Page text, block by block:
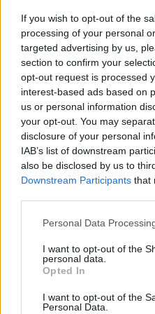
If you wish to opt-out of the
processing of your personal
targeted advertising by us,
section to confirm your
opt-out request is processed
interest-based ads based on
us or personal information
your opt-out. You may
disclosure of your personal
IAB’s list of downstream
also be disclosed by us to
Downstream Participants that
Please note that this
not limited to your visit or
grant or deny consent to
use your data for below
consent section.
Personal Data
I want to opt-out of the
personal data.
Opted In
I want to opt-out of the
Personal Data.
futuro de Somalia y más allá.
AUTOR
Staff